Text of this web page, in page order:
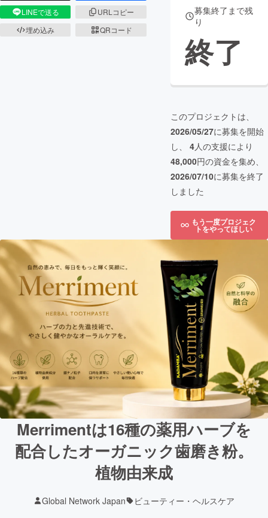
LINEで送る
URLコピー
埋め込み
QRコード
募集終了まで残
り
終了
このプロジェクトは、
2026/05/27に募集を開始
し、 4人の支援により
48,000円の資金を集め、
2026/07/10に募集を終了
しました
もう一度プロジェク
トをやってほしい
Merrimentは16種の薬用ハーブを
配合したオーガニック歯磨き粉。
植物由来成
Global Network Japan ビューティー・ヘルスケア